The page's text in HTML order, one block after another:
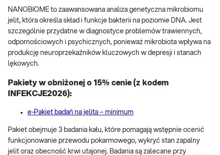
NANOBIOME to zaawansowana analiza genetyczna mikrobiomu
jelit, która określa skład i funkcje bakterii na poziomie DNA. Jest
szczególnie przydatne w diagnostyce problemów trawiennych,
odpornościowych i psychicznych, ponieważ mikrobiota wpływa na
produkcję neuroprzekaźników kluczowych w depresji i stanach
lękowych.
Pakiety w obniżonej o 15% cenie (z kodem
INFEKCJE2026):
e-Pakiet badań na jelita – minimum
Pakiet obejmuje 3 badania kału, które pomagają wstępnie ocenić
funkcjonowanie przewodu pokarmowego, wykryć stan zapalny
jelit oraz obecność krwi utajonej. Badania są zalecane przy